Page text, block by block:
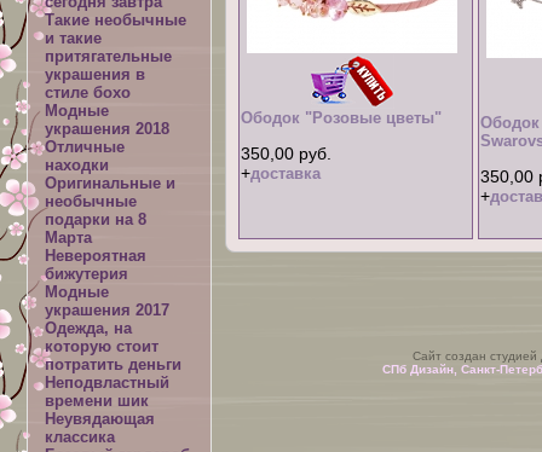
Ободок "Розовые цветы"
350,00 руб.
+доставка
Ободок
350,00
+
Такие необычные
и такие
притягательные
украшения в
стиле бохо
Модные
украшения 2018
Отличные
находки
Оригинальные и
необычные
подарки на 8
Марта
Невероятная
бижутерия
Модные
украшения 2017
Одежда, на
которую стоит
потратить деньги
Неподвластный
времени шик
Неувядающая
классика
Сайт создан
СПб Дизайн, Санкт-